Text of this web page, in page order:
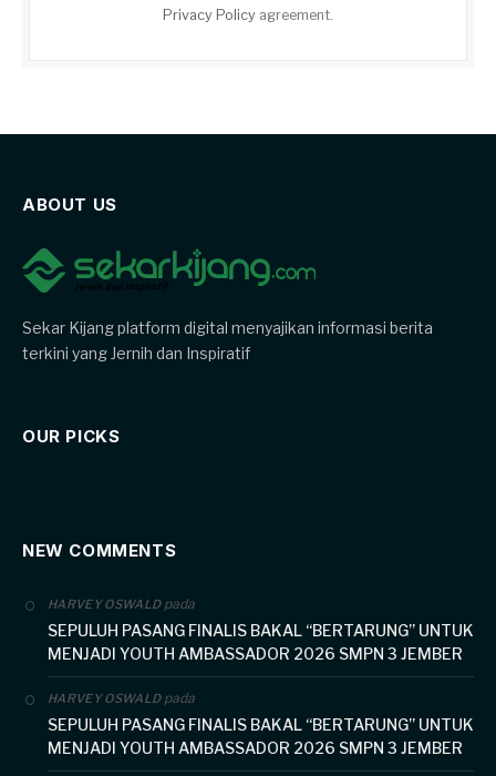
Privacy Policy agreement.
ABOUT US
Sekar Kijang platform digital menyajikan informasi berita
terkini yang Jernih dan Inspiratif
OUR PICKS
NEW COMMENTS
HARVEY OSWALDpada
SEPULUH PASANG FINALIS BAKAL “BERTARUNG” UNTUK
MENJADI YOUTH AMBASSADOR 2026 SMPN 3 JEMBER
HARVEY OSWALDpada
SEPULUH PASANG FINALIS BAKAL “BERTARUNG” UNTUK
MENJADI YOUTH AMBASSADOR 2026 SMPN 3 JEMBER